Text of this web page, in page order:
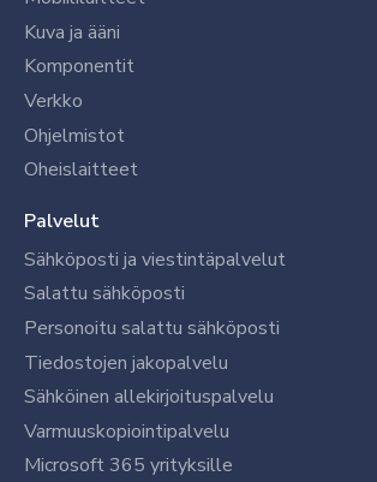
Kuva ja ääni
Komponentit
Verkko
Ohjelmistot
Oheislaitteet
Palvelut
Sähköposti ja viestintäpalvelut
Salattu sähköposti
Personoitu salattu sähköposti
Tiedostojen jakopalvelu
Sähköinen allekirjoituspalvelu
Varmuuskopiointipalvelu
Microsoft 365 yrityksille